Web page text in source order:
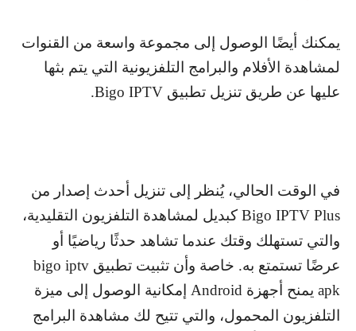
يمكنك أيضًا الوصول إلى مجموعة واسعة من القنوات
لمشاهدة الأفلام والبرامج التلفزيونية التي يتم بثها
عليها عن طريق تنزيل تطبيق Bigo IPTV
.
في الوقت الحالي، يُنظر إلى تنزيل أحدث إصدار من
Bigo IPTV Plus كبديل لمشاهدة التلفزيون التقليدية،
والتي تستهلك وقتك عندما تشاهد حدثًا رياضيًا أو
عرضًا تستمتع به. خاصة وأن تثبيت تطبيق bigo iptv
apk يمنح أجهزة Android إمكانية الوصول إلى ميزة
التلفزيون المحمول، والتي تتيح لك مشاهدة البرامج